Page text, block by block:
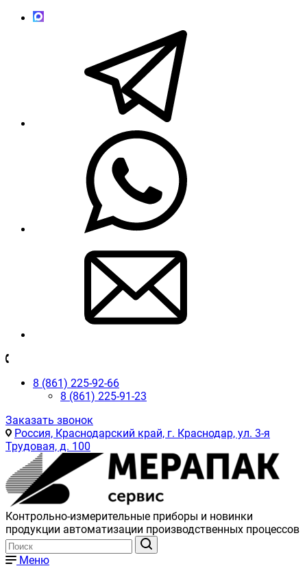
8 (861) 225-92-66
8 (861) 225-91-23
Заказать звонок
Россия, Краснодарский край, г. Краснодар, ул. 3-я
Трудовая, д. 100
Контрольно-измерительные приборы и новинки
продукции автоматизации производственных процессов
Меню